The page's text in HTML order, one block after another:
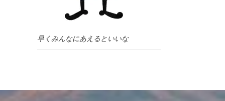
早くみんなにあえるといいな